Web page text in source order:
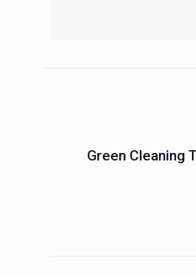
Green Cleaning